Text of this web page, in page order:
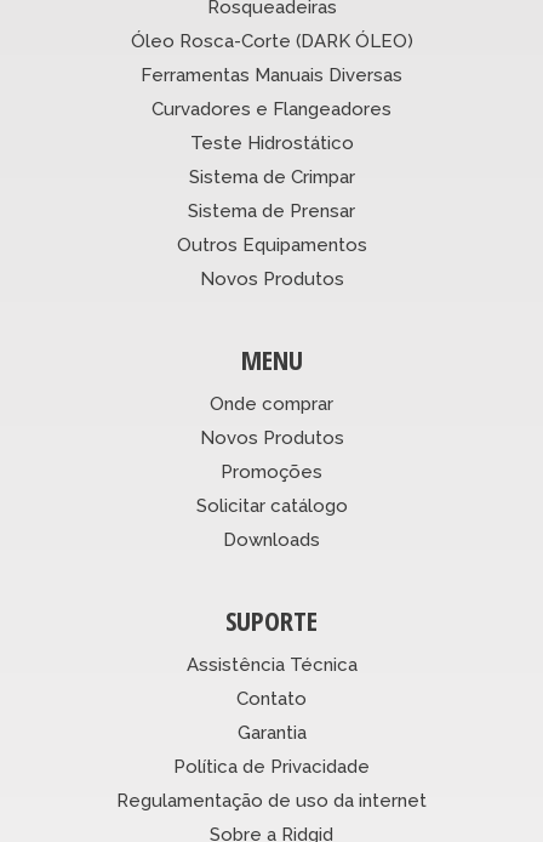
Rosqueadeiras
Óleo Rosca-Corte (DARK ÓLEO)
Ferramentas Manuais Diversas
Curvadores e Flangeadores
Teste Hidrostático
Sistema de Crimpar
Sistema de Prensar
Outros Equipamentos
Novos Produtos
MENU
Onde comprar
Novos Produtos
Promoções
Solicitar catálogo
Downloads
SUPORTE
Assistência Técnica
Contato
Garantia
Política de Privacidade
Regulamentação de uso da internet
Sobre a Ridgid